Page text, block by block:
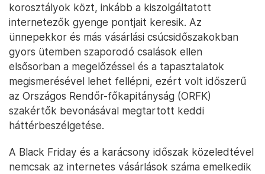
korosztályok közt, inkább a kiszolgáltatott
internetezők gyenge pontjait keresik. Az
ünnepekkor és más vásárlási csúcsidőszakokban
gyors ütemben szaporodó csalások ellen
elsősorban a megelőzéssel és a tapasztalatok
megismerésével lehet fellépni, ezért volt időszerű
az Országos Rendőr-főkapitányság (ORFK)
szakértők bevonásával megtartott keddi
háttérbeszélgetése.
A Black Friday és a karácsony időszak közeledtével
nemcsak az internetes vásárlások száma emelkedik